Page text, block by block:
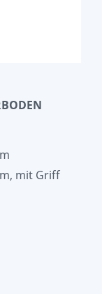
mit Griff